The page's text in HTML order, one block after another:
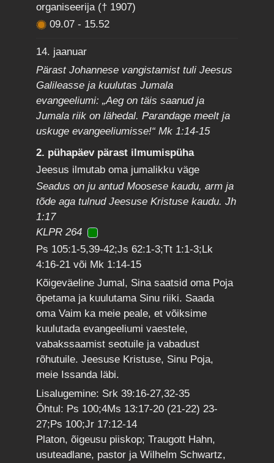
organiseerija († 1907)
09.07- 15.52
14. jaanuar
Pärast Johannese vangistamist tuli Jeesus
Galileasse ja kuulutas Jumala
evangeeliumi: „Aeg on täis saanud ja
Jumala riik on lähedal. Parandage meelt ja
uskuge evangeeliumisse!“ Mk 1:14-15
2. pühapäev pärast ilmumispüha
Jeesus ilmutab oma jumalikku väge
Seadus on ju antud Moosese kaudu, arm ja
tõde aga tulnud Jeesuse Kristuse kaudu. Jh
1:17
KLPR 264
Ps 105:1-5,39-42;Js 62:1-3;Tt 1:1-3;Lk
4:16-21 või Mk 1:14-15
Kõigeväeline Jumal, Sina saatsid oma Poja
õpetama ja kuulutama Sinu riiki. Saada
oma Vaim ka meie peale, et võiksime
kuulutada evangeeliumi vaestele,
vabakssaamist seotuile ja vabadust
rõhutuile. Jeesuse Kristuse, Sinu Poja,
meie Issanda läbi.
Lisalugemine: Srk 39:16-27,32-35
Õhtul: Ps 100;4Ms 13:17-20 (21-22) 23-
27;Ps 100;Jr 17:12-14
Platon, õigeusu piiskop; Traugott Hahn,
usuteadlane, pastor ja Wilhelm Schwartz,